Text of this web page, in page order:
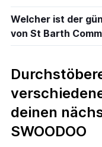
Welcher ist der
von St Barth
deinen
SWOODOO